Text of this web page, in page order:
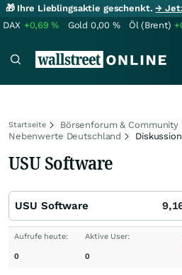
🎁 Ihre Lieblingsaktie geschenkt.→
DAX +0,69% Gold 0,00 % Öl (Brent)
Startseite Börsenforum & Community
Nebenwerte Deutschland
Diskussion
USU Software
USU Software
Aufrufe heute:
0
Aktive User:
0